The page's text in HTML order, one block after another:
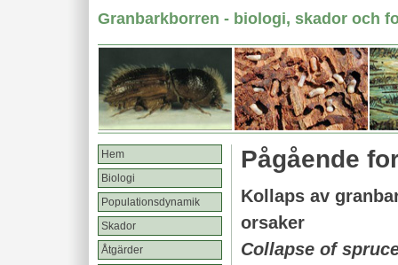
Granbarkborren - biologi, skador och
Hem
Biologi
Populationsdynamik
Skador
Åtgärder
Pågående
Kollaps av
orsaker
Collapse of